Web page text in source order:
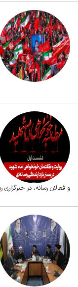
و فعالان رسانه، در